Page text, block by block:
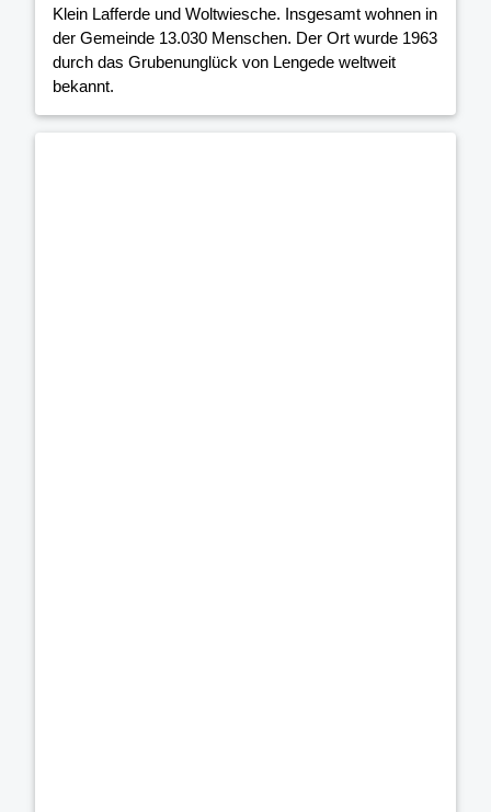
Klein Lafferde und Woltwiesche. Insgesamt wohnen in
der Gemeinde 13.030 Menschen. Der Ort wurde 1963
durch das Grubenunglück von Lengede weltweit
bekannt.